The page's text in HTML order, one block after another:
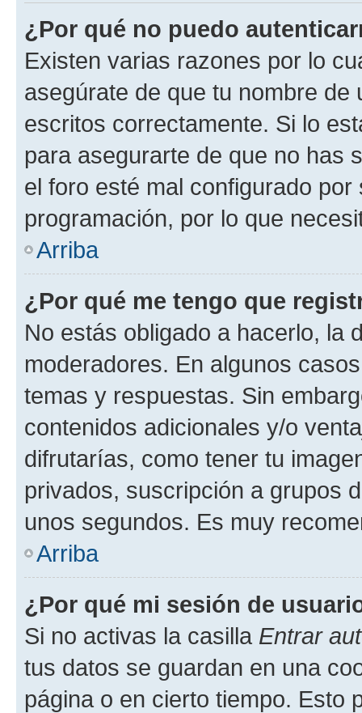
¿Por qué no puedo
Existen varias razones por lo
asegúrate de que tu nombre
escritos correctamente. Si lo
para asegurarte de que no has
el foro esté mal configurado
programación, por lo que
Arriba
¿Por qué me tengo que
No estás obligado a hacerlo, la
moderadores. En algunos
temas y respuestas. Sin
contenidos adicionales y/o
difrutarías, como tener tu
privados, suscripción a grupos
unos segundos. Es muy
Arriba
¿Por qué mi sesión de
Si no activas la casilla Entrar
tus datos se guardan en una
página o en cierto tiempo. Esto